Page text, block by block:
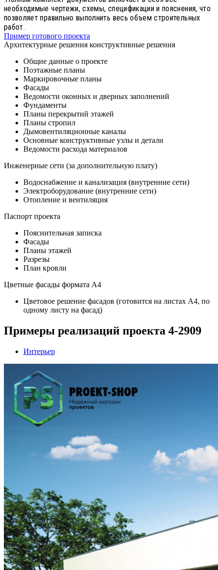
необходимые чертежи, схемы, спецификации и пояснения, что
позволяет правильно выполнить весь объем строительных
работ.
Пример готового проекта
Архитектурные решения конструктивные решения
Общие данные о проекте
Поэтажные планы
Маркировочные планы
Фасады
Ведомости оконных и дверных заполнений
Фундаменты
Планы перекрытий этажей
Планы стропил
Дымовентиляционные каналы
Основные конструктивные узлы и детали
Ведомости расхода материалов
Инженерные сети (за дополнительную плату)
Водоснабжение и канализация (внутренние сети)
Электроборудование (внутренние сети)
Отопление и вентиляция
Паспорт проекта
Пояснительная записка
Фасады
Планы этажей
Разрезы
План кровли
Цветные фасады формата А4
Цветовое решение фасадов (готовится на листах А4, по
одному листу на фасад)
Примеры реализаций проекта 4-2909
Интерьер